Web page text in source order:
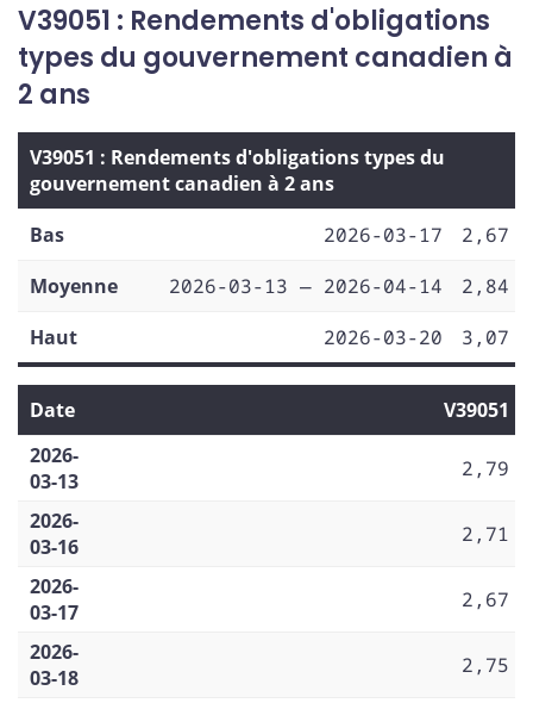
V39051 : Rendements d'obligations
types du gouvernement canadien à
2 ans
V39051 : Rendements d'obligations types du
gouvernement canadien à 2 ans
Bas
2026-03-17
2,67
Moyenne
2026-03-13 — 2026-04-14
2,84
Haut
2026-03-20 3,07
Date
V39051
2026-
03-13
2,79
2026-
03-16
2,71
2026-
03-17
2,67
2026-
03-18
2,75